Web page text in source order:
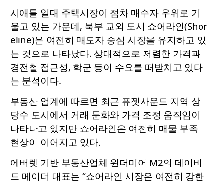
시애틀 일대 주택시장이 점차 매수자 우위로 기
울고 있는 가운데, 북부 교외 도시 쇼어라인(Shor
eline)은 여전히 매도자 중심 시장을 유지하고 있
는 것으로 나타났다. 상대적으로 저렴한 가격과
경전철 접근성, 학군 등이 수요를 떠받치고 있다
는 분석이다.
부동산 업계에 따르면 최근 퓨젯사운드 지역 상
당수 도시에서 거래 둔화와 가격 조정 움직임이
나타나고 있지만 쇼어라인은 여전히 매물 부족
현상이 이어지고 있다.
에버렛 기반 부동산업체 윈더미어 M2의 데이비
드 메이더 대표는 “쇼어라인 시장은 여전히 강한